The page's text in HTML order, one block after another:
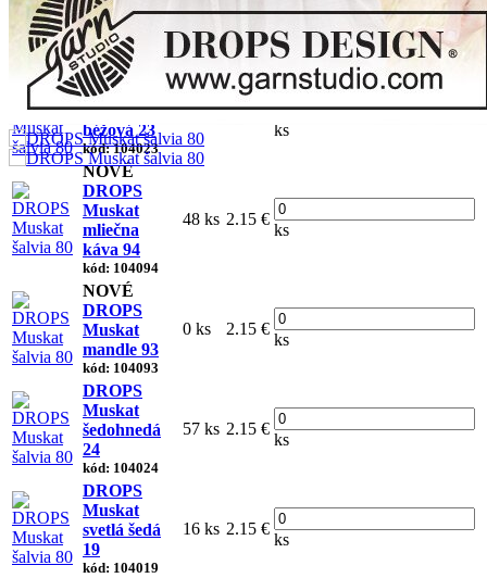
Muskat
svetlá
béžová 61
kód: 104061
38 ks 2.15 €
ks
DROPS
Muskat
béžová 23
kód: 104023
ks
NOVÉ
DROPS
Muskat
mliečna
káva 94
kód: 104094
48 ks 2.15 €
ks
NOVÉ
DROPS
Muskat
mandle 93
kód: 104093
0 ks 2.15 €
ks
DROPS
Muskat
šedohnedá
24
kód: 104024
57 ks 2.15 €
ks
DROPS
Muskat
svetlá šedá
19
kód: 104019
16 ks 2.15 €
ks